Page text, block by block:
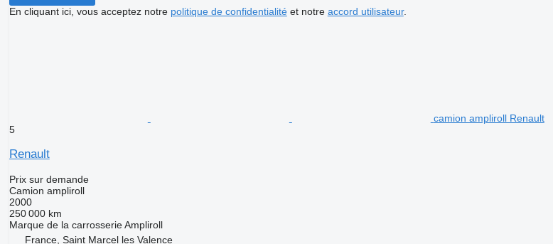
En cliquant ici, vous acceptez notre politique de confidentialitéet notre accord utilisateur.
camion ampliroll Renault
5
Renault
Prix sur demande
Camion ampliroll
2000
250 000 km
Marque de la carrosserie Ampliroll
France, Saint Marcel les Valence